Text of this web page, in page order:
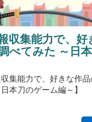
収集能力で、好
べてみた ～日
収集能力で、好きな作
本刀のゲーム編～】